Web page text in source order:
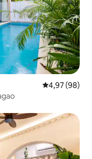
Priemerné
4,97 (98)